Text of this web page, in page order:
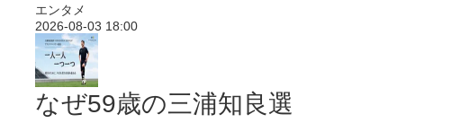
エンタメ
2026-08-03 18:00
なぜ59歳の三浦知良選